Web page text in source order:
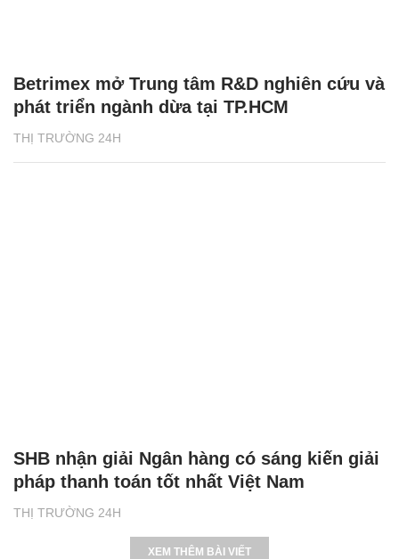
THỊ TRƯỜNG 24H
Betrimex mở Trung tâm R&D nghiên cứu và
phát triển ngành dừa tại TP.HCM
THỊ TRƯỜNG 24H
SHB nhận giải Ngân hàng có sáng kiến giải
pháp thanh toán tốt nhất Việt Nam
XEM THÊM BÀI VIẾT